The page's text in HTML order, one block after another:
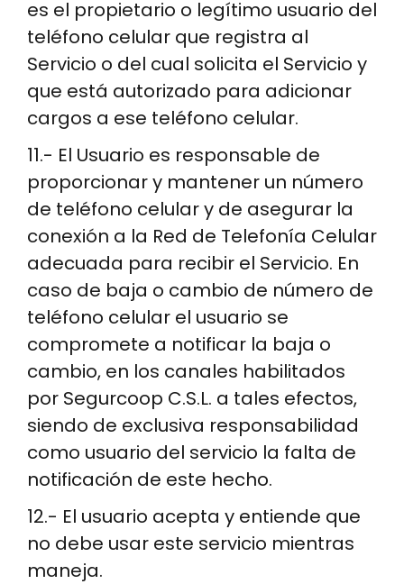
es el propietario o legítimo usuario del
teléfono celular que registra al
Servicio o del cual solicita el Servicio y
que está autorizado para adicionar
cargos a ese teléfono celular.
11.- El Usuario es responsable de
proporcionar y mantener un número
de teléfono celular y de asegurar la
conexión a la Red de Telefonía Celular
adecuada para recibir el Servicio. En
caso de baja o cambio de número de
teléfono celular el usuario se
compromete a notificar la baja o
cambio, en los canales habilitados
por Segurcoop C.S.L. a tales efectos,
siendo de exclusiva responsabilidad
como usuario del servicio la falta de
notificación de este hecho.
12.- El usuario acepta y entiende que
no debe usar este servicio mientras
maneja.